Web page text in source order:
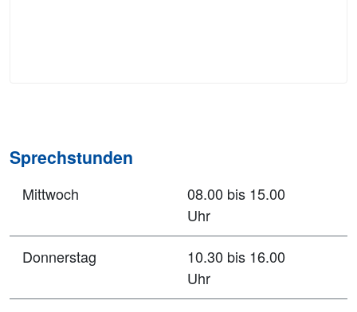
Sprechstunden
Mittwoch
08.00 bis 15.00
Uhr
Donnerstag
10.30 bis 16.00
Uhr